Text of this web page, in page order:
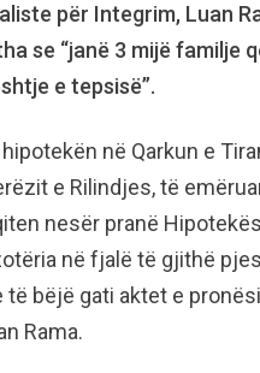
për Integrim, Luan
se “janë 3 mijë familje
e tepsisë”.
në Qarkun e
e Rilindjes, të
nesër pranë
në fjalë të gjithë
bëjë gati aktet e
Rama.